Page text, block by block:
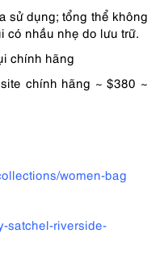
sử dụng; tổng thể không
có nhầu nhẹ do lưu trữ.
chính hãng
chính hãng ~ $380 ~
women-bag
satchel-riverside-